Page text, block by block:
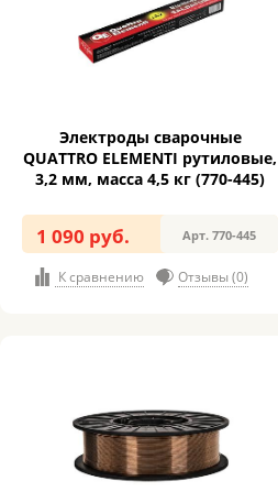
Электроды сварочные
QUATTRO ELEMENTI рутиловые,
3,2 мм, масса 4,5 кг (770-445)
1 090 руб. Арт. 770-445
К сравнению Отзывы (0)